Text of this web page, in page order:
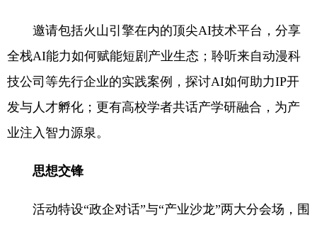
邀请包括火山引擎在内的顶尖AI技术平台，分享
全栈AI能力如何赋能短剧产业生态；聆听来自动漫科
技公司等先行企业的实践案例，探讨AI如何助力IP开
发与人才孵化；更有高校学者共话产学研融合，为产
业注入智力源泉。
思想交锋
活动特设“政企对话”与“产业沙龙”两大分会场，围